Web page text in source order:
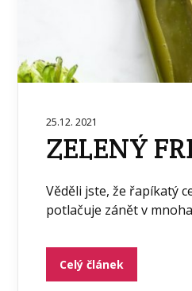
25.12. 2021
ZELENÝ
Věděli jste, že řapíkatý
potlačuje zánět v
Celý článek